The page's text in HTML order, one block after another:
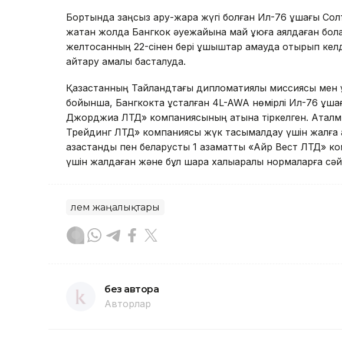
Бортында заңсыз қару-жарақ жүгі болған Ил-76 ұшағы
жатқан жолда Бангкок әуежайына май құюға аялдаған
желтоқсанның 22-сінен бері ұшқыштар қамауда отырып
қайтару амалы басталуда.
Қазақстанның Тайландтағы дипломатиялық миссиясы мен
бойынша, Бангкокта ұсталған 4L-AWA нөмірлі Ил-76
Джорджиа ЛТД» компаниясының атына тіркелген.
Трейдинг ЛТД» компаниясы жүк тасымалдау үшін жалға
қазақстандық пен беларустық 1 азаматты «Айр Вест ЛТД»
үшін жалдаған және бұл шара халықаралық нормаларға
Әлем жаңалықтары
без автора
Авторлар